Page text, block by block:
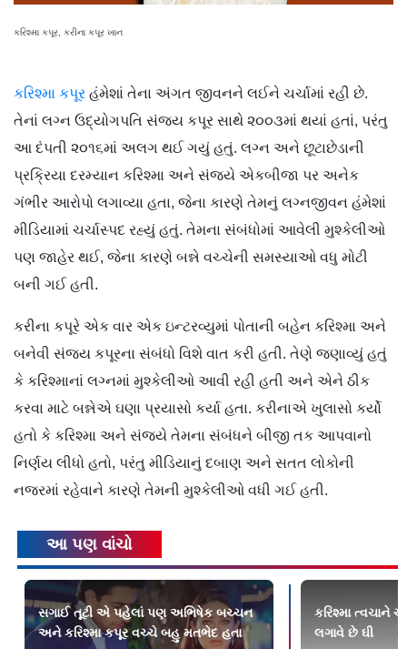
કરિશ્મા કપૂર, કરીના કપૂર ખાન
કરિશ્મા કપૂર હંમેશાં તેના અંગત જીવનને લઈને ચર્ચામાં રહી છે.
તેનાં લગ્ન ઉદ્યોગપતિ સંજય કપૂર સાથે ૨૦૦૩માં થયાં હતાં, પરંતુ
આ દંપતી ૨૦૧૬માં અલગ થઈ ગયું હતું. લગ્ન અને છૂટાછેડાની
પ્રક્રિયા દરમ્યાન કરિશ્મા અને સંજયે એકબીજા પર અનેક
ગંભીર આરોપો લગાવ્યા હતા, જેના કારણે તેમનું લગ્નજીવન હંમેશાં
મીડિયામાં ચર્ચાસ્પદ રહ્યું હતું. તેમના સંબંધોમાં આવેલી મુશ્કેલીઓ
પણ જાહેર થઈ, જેના કારણે બન્ને વચ્ચેની સમસ્યાઓ વધુ મોટી
બની ગઈ હતી.
કરીના કપૂરે એક વાર એક ઇન્ટરવ્યુમાં પોતાની બહેન કરિશ્મા અને
બનેવી સંજય કપૂરના સંબંધો વિશે વાત કરી હતી. તેણે જણાવ્યું હતું
કે કરિશ્માનાં લગ્નમાં મુશ્કેલીઓ આવી રહી હતી અને એને ઠીક
કરવા માટે બન્નેએ ઘણા પ્રયાસો કર્યા હતા. કરીનાએ ખુલાસો કર્યો
હતો કે કરિશ્મા અને સંજયે તેમના સંબંધને બીજી તક આપવાનો
નિર્ણય લીધો હતો, પરંતુ મીડિયાનું દબાણ અને સતત લોકોની
નજરમાં રહેવાને કારણે તેમની મુશ્કેલીઓ વધી ગઈ હતી.
આ પણ વાંચો
સગાઈ તૂટી એ પહેલાં પણ અભિષેક બચ્ચન
અને કરિશ્મા કપૂર વચ્ચે બહુ મતભેદ હતા
કરિશ્મા ત્વચાને
લગાવે છે ઘી